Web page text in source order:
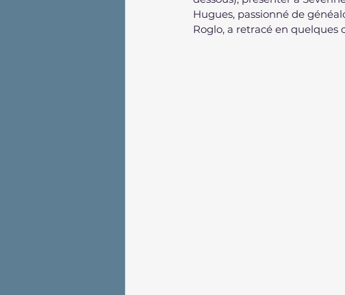
Hugues, passionné de
Roglo, a retracé en quelques